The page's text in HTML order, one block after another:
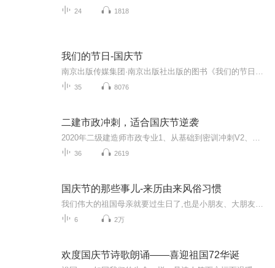
24 1818
我们的节日-国庆节
35 8076
二建市政冲刺，适合国庆节逆袭
36 2619
国庆节的那些事儿-来历由来风俗习惯
6 2万
欢度国庆节诗歌朗诵——喜迎祖国72华诞